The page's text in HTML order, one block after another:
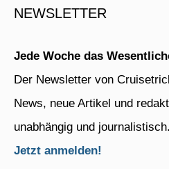
NEWSLETTER
Jede Woche das
Der Newsletter von
News, neue Artikel und
unabhängig und journalistisch.
Jetzt anmelden!